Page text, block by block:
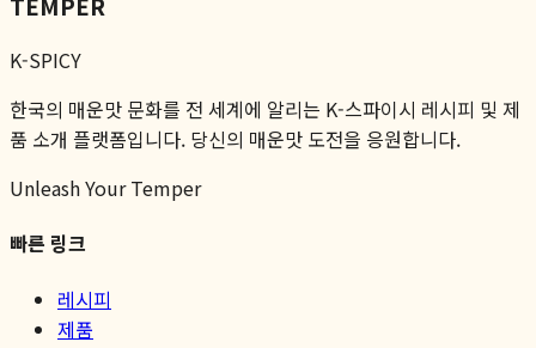
K-SPICY
한국의 매운맛 문화를 전 세계에 알리는 K-스파이시 레시피 및 제
품 소개 플랫폼입니다. 당신의 매운맛 도전을 응원합니다.
Unleash Your Temper
빠른 링크
레시피
제품